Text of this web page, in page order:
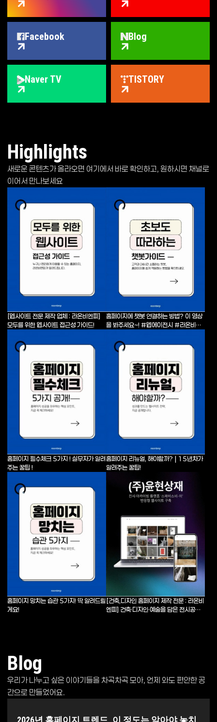
Facebook Blog
Naver TV TISTORY
Highlights
새로운 콘텐츠가 올라오면 여기에서 바로 확인하고, 원하시면 채널로
이어서 만나보세요
[웹사이트 전문 제작 업체 : 라온비엔피]
모두를 위한 웹사이트 접근성 가이드!
홈페이지에 챗봇 연결하는 방법? 이 영상
을 봐주세요~! #웹에이전시 #라온비엔
홈페이지 필수체크 5가지 ! 실무자가 알려
주는 꿀팁 !
홈페이지 리뉴얼, 해야할까? | 15년차가
알려주는 꿀팁!
홈페이지 망치는 습관 5가지! 딱 알려드릴
게요!
[건축,디자인 홈페이지 제작 전문 : 라온비
엔피] 건축·디자인·예술을 담은 전시공간
Blog
우리가 나누고 싶은 이야기들을 차곡차곡 모아, 언제 와도 편안한 공
간으로 만들었어요.
2026년 홈페이지 트렌드, 이 정도는 알아야 놓치